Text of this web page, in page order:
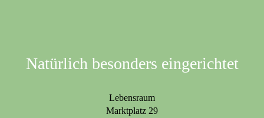
Natürlich besonders eingerichtet
Lebensraum
Marktplatz 29